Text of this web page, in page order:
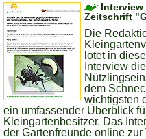
Zeitschrift
Die
lotet in
Interview
dem
wichtigsten
ein umfassender Überblick
Kleingartenbesitzer. Das
der Gartenfreunde online zur